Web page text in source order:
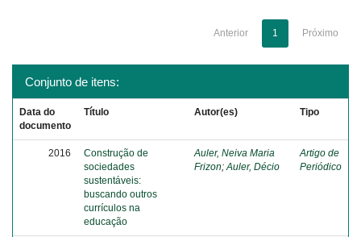
Anterior 1 Próximo
Conjunto de itens:
Data do
documento
Título Autor(es) Tipo
2016
Construção de
sociedades
sustentáveis:
buscando outros
currículos na
educação
Auler, Neiva Maria
Frizon;Auler, Décio
Artigo de
Periódico